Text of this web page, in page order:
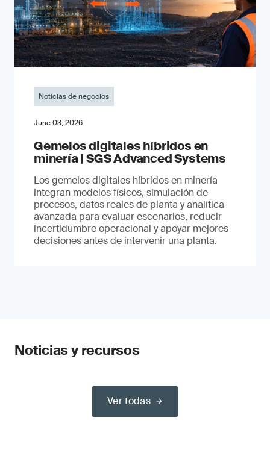
Noticias de negocios
June 03, 2026
Gemelos digitales híbridos en
minería | SGS Advanced Systems
Los gemelos digitales híbridos en minería
integran modelos físicos, simulación de
procesos, datos reales de planta y analítica
avanzada para evaluar escenarios, reducir
incertidumbre operacional y apoyar mejores
decisiones antes de intervenir una planta.
Noticias y recursos
Ver todas